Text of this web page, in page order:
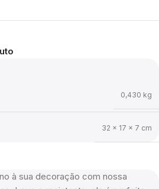
0,430 kg
32 × 17 × 7 cm
à sua decoração com nossa